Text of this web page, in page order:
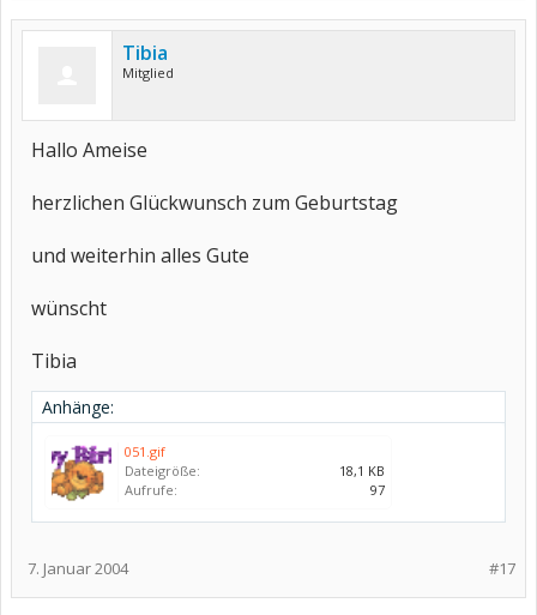
Tibia
Mitglied
Hallo Ameise
herzlichen Glückwunsch zum Geburtstag
und weiterhin alles Gute
wünscht
Tibia
Anhänge:
051.gif
Dateigröße:
18,1 KB
Aufrufe:
97
#17
7. Januar 2004